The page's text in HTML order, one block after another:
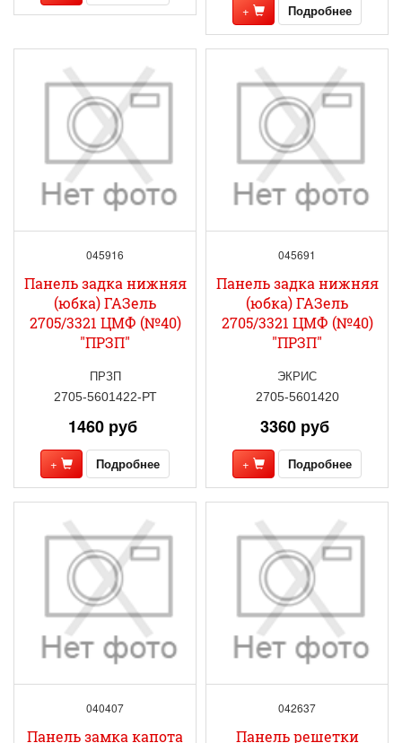
+ Подробнее
045916
Панель задка нижняя
(юбка) ГАЗель
2705/3321 ЦМФ (№40)
"ПРЗП"
ПРЗП
2705-5601422-РТ
1460 руб
+ Подробнее
045691
Панель задка нижняя
(юбка) ГАЗель
2705/3321 ЦМФ (№40)
"ПРЗП"
ЭКРИС
2705-5601420
3360 руб
+ Подробнее
040407
Панель замка капота
042637
Панель решетки